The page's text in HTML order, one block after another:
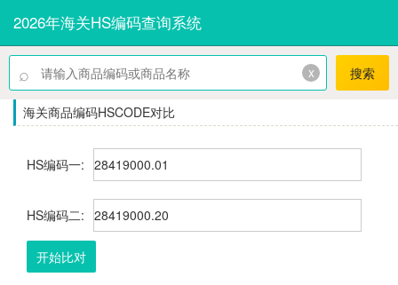
2026年海关HS编码查询系统
⌕ x 搜索
海关商品编码HSCODE对比
HS编码一:
HS编码二:
开始比对